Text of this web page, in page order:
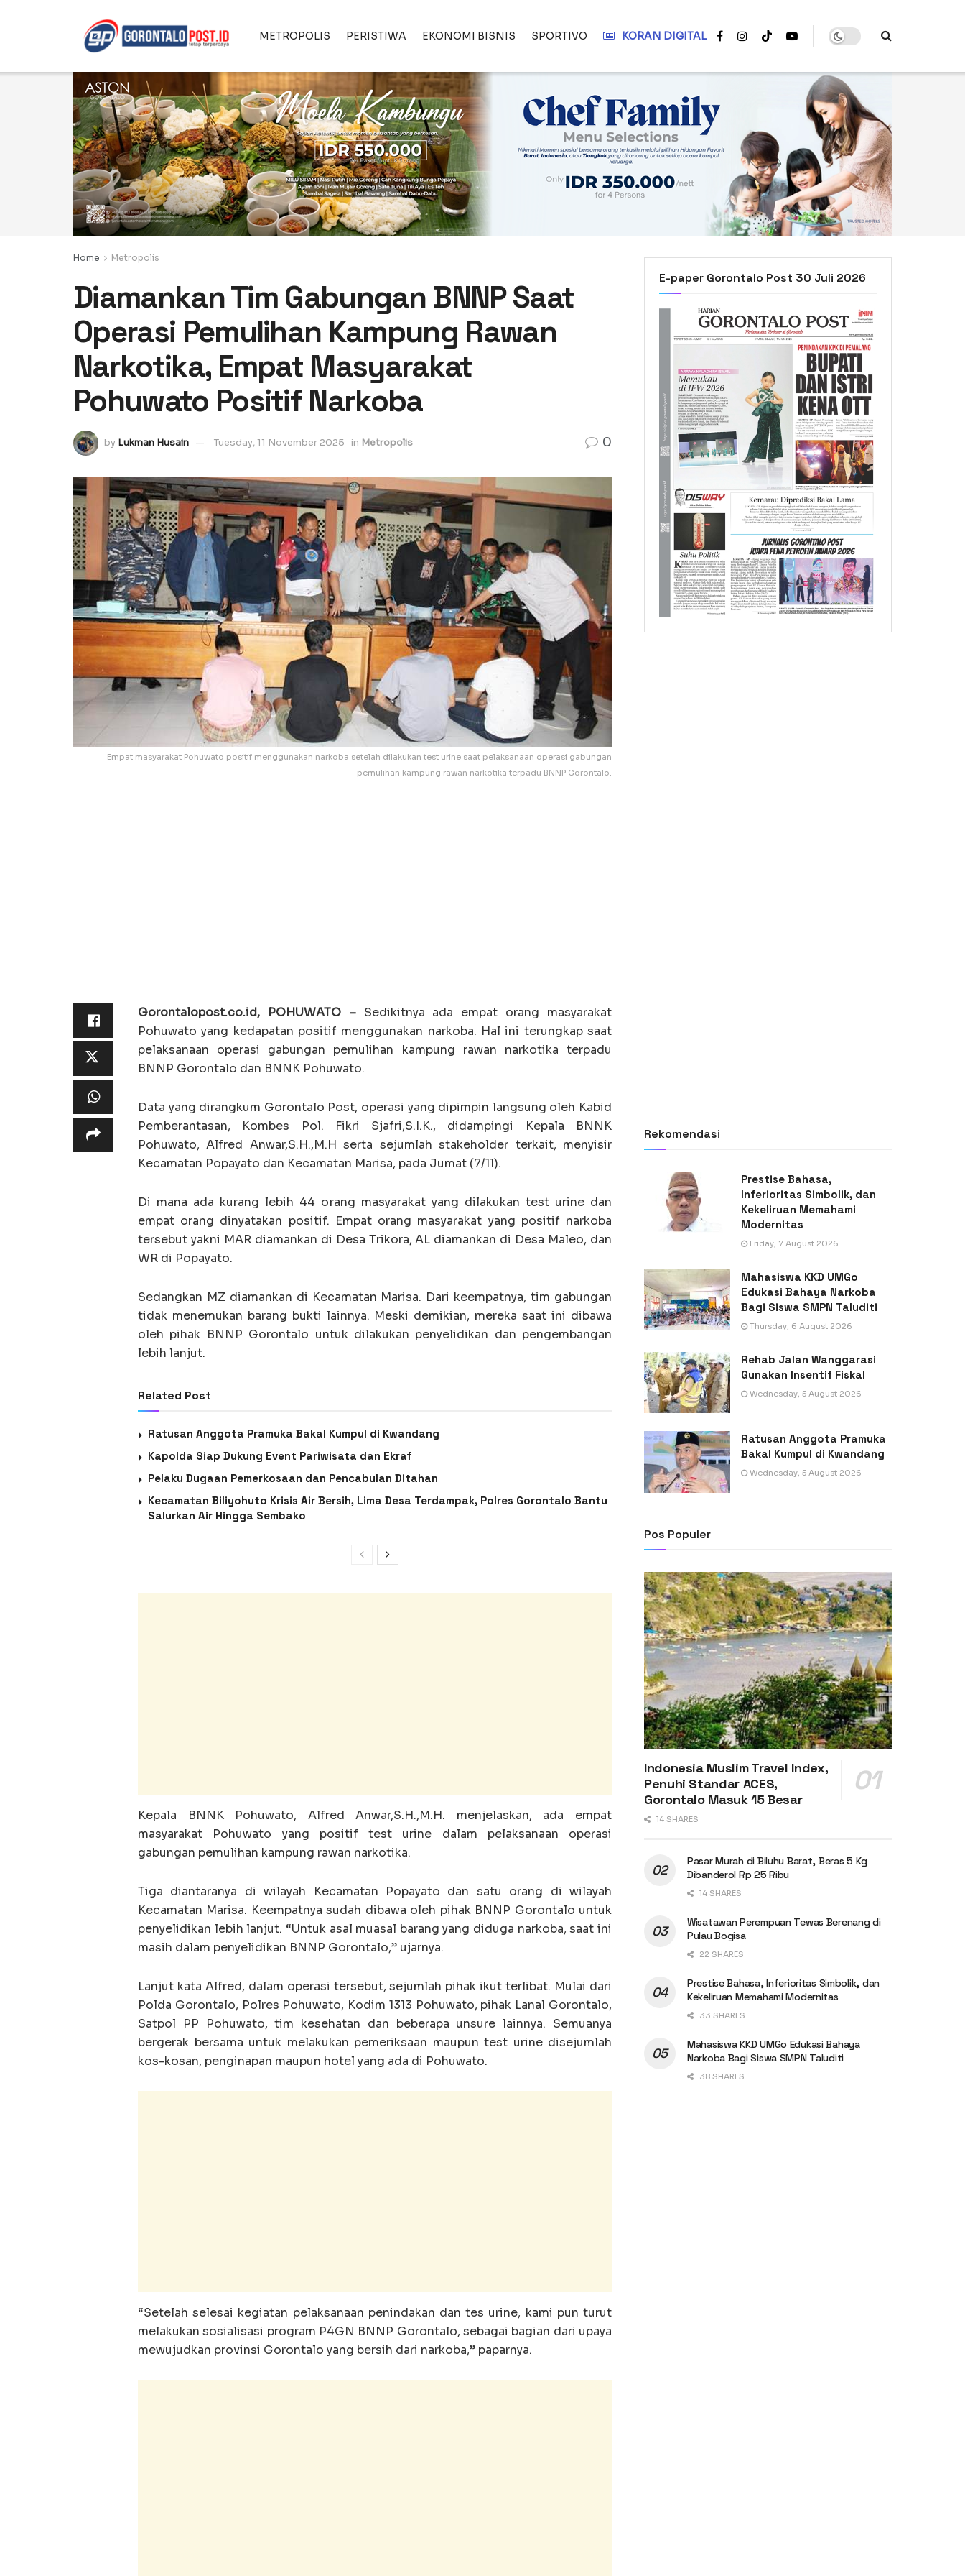
METROPOLIS PERISTIWA EKONOMI BISNIS SPORTIVO KORAN DIGITAL
Home Metropolis
Diamankan Tim Gabungan BNNP Saat
Operasi Pemulihan Kampung Rawan
Narkotika, Empat Masyarakat
Pohuwato Positif Narkoba
by Lukman Husain Tuesday, 11 November 2025 in Metropolis 0
Empat masyarakat Pohuwato positif menggunakan narkoba setelah dilakukan test urine saat pelaksanaan operasi gabungan
pemulihan kampung rawan narkotika terpadu BNNP Gorontalo.
Gorontalopost.co.id, POHUWATO –Sedikitnya ada empat orang masyarakat
Pohuwato yang kedapatan positif menggunakan narkoba. Hal ini terungkap saat
pelaksanaan operasi gabungan pemulihan kampung rawan narkotika terpadu
BNNP Gorontalo dan BNNK Pohuwato.
Data yang dirangkum Gorontalo Post, operasi yang dipimpin langsung oleh Kabid
Pemberantasan, Kombes Pol. Fikri Sjafri,S.I.K., didampingi Kepala BNNK
Pohuwato, Alfred Anwar,S.H.,M.H serta sejumlah stakeholder terkait, menyisir
Kecamatan Popayato dan Kecamatan Marisa, pada Jumat (7/11).
Di mana ada kurang lebih 44 orang masyarakat yang dilakukan test urine dan
empat orang dinyatakan positif. Empat orang masyarakat yang positif narkoba
tersebut yakni MAR diamankan di Desa Trikora, AL diamankan di Desa Maleo, dan
WR di Popayato.
Sedangkan MZ diamankan di Kecamatan Marisa. Dari keempatnya, tim gabungan
tidak menemukan barang bukti lainnya. Meski demikian, mereka saat ini dibawa
oleh pihak BNNP Gorontalo untuk dilakukan penyelidikan dan pengembangan
lebih lanjut.
Related Post
Ratusan Anggota Pramuka Bakal Kumpul di Kwandang
Kapolda Siap Dukung Event Pariwisata dan Ekraf
Pelaku Dugaan Pemerkosaan dan Pencabulan Ditahan
Kecamatan Biliyohuto Krisis Air Bersih, Lima Desa Terdampak, Polres Gorontalo Bantu
Salurkan Air Hingga Sembako
Kepala BNNK Pohuwato, Alfred Anwar,S.H.,M.H. menjelaskan, ada empat
masyarakat Pohuwato yang positif test urine dalam pelaksanaan operasi
gabungan pemulihan kampung rawan narkotika.
Tiga diantaranya di wilayah Kecamatan Popayato dan satu orang di wilayah
Kecamatan Marisa. Keempatnya sudah dibawa oleh pihak BNNP Gorontalo untuk
penyelidikan lebih lanjut. “Untuk asal muasal barang yang diduga narkoba, saat ini
masih dalam penyelidikan BNNP Gorontalo,” ujarnya.
Lanjut kata Alfred, dalam operasi tersebut, sejumlah pihak ikut terlibat. Mulai dari
Polda Gorontalo, Polres Pohuwato, Kodim 1313 Pohuwato, pihak Lanal Gorontalo,
Satpol PP Pohuwato, tim kesehatan dan beberapa unsure lainnya. Semuanya
bergerak bersama untuk melakukan pemeriksaan maupun test urine disejumlah
kos-kosan, penginapan maupun hotel yang ada di Pohuwato.
“Setelah selesai kegiatan pelaksanaan penindakan dan tes urine, kami pun turut
melakukan sosialisasi program P4GN BNNP Gorontalo, sebagai bagian dari upaya
mewujudkan provinsi Gorontalo yang bersih dari narkoba,” paparnya.
E-paper Gorontalo Post 30 Juli 2026
Rekomendasi
Prestise Bahasa,
Inferioritas Simbolik, dan
Kekeliruan Memahami
Modernitas
Friday, 7 August 2026
Mahasiswa KKD UMGo
Edukasi Bahaya Narkoba
Bagi Siswa SMPN Taluditi
Thursday, 6 August 2026
Rehab Jalan Wanggarasi
Gunakan Insentif Fiskal
Wednesday, 5 August 2026
Ratusan Anggota Pramuka
Bakal Kumpul di Kwandang
Wednesday, 5 August 2026
Pos Populer
Indonesia Muslim Travel Index,
Penuhi Standar ACES,
Gorontalo Masuk 15 Besar
14 SHARES
Pasar Murah di Biluhu Barat, Beras 5 Kg
Dibanderol Rp 25 Ribu
14 SHARES
Wisatawan Perempuan Tewas Berenang di
Pulau Bogisa
22 SHARES
Prestise Bahasa, Inferioritas Simbolik, dan
Kekeliruan Memahami Modernitas
33 SHARES
Mahasiswa KKD UMGo Edukasi Bahaya
Narkoba Bagi Siswa SMPN Taluditi
38 SHARES